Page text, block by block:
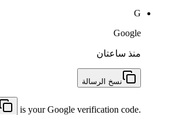
G
Google
منذ ساعتان
نسخ الرسالة
is your Google verification code.